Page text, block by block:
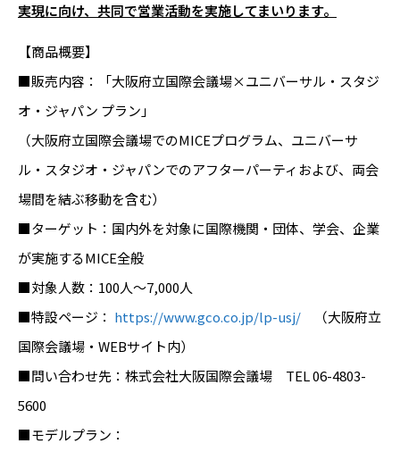
実現に向け、共同で営業活動を実施してまいります。
【商品概要】
■販売内容：「大阪府立国際会議場×ユニバーサル・スタジ
オ・ジャパン プラン」
（大阪府立国際会議場でのMICEプログラム、ユニバーサ
ル・スタジオ・ジャパンでのアフターパーティおよび、両会
場間を結ぶ移動を含む）
■ターゲット：国内外を対象に国際機関・団体、学会、企業
が実施するMICE全般
■対象人数：100人～7,000人
■特設ページ： https://www.gco.co.jp/lp-usj/ （大阪府立
国際会議場・WEBサイト内）
■問い合わせ先：株式会社大阪国際会議場 TEL 06-4803-
5600
■モデルプラン：